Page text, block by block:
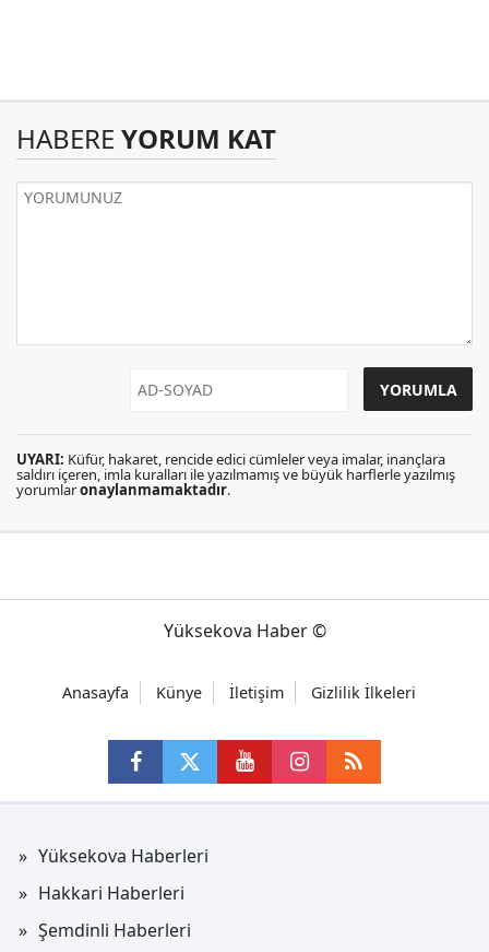
HABERE YORUM KAT
UYARI: Küfür, hakaret, rencide edici cümleler veya imalar, inançlara
saldırı içeren, imla kuralları ile yazılmamış ve büyük harflerle yazılmış
yorumlaronaylanmamaktadır.
Yüksekova Haber ©
Anasayfa Künye İletişim Gizlilik İlkeleri
Yüksekova Haberleri
Hakkari Haberleri
Şemdinli Haberleri